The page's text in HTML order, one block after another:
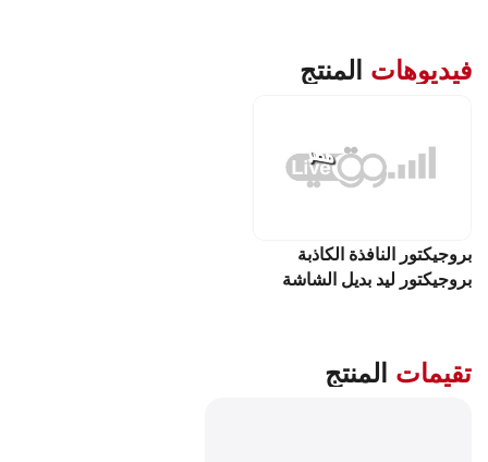
فيديوهات المنتج
بروجيكتور النافذة الكاذبة
بروجيكتور ليد بديل الشاشة
تقيمات المنتج